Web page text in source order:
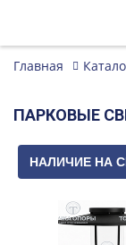
Главная
ПАРКОВЫЕ
НАЛИЧИЕ НА